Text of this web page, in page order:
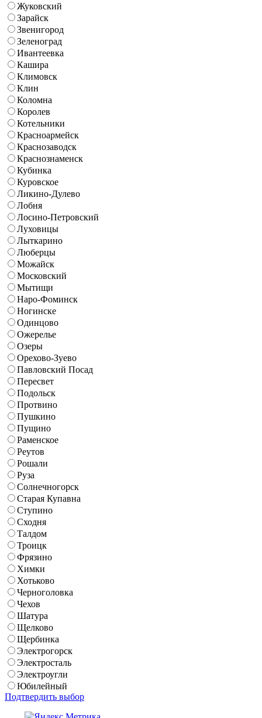
Жуковский
Зарайск
Звенигород
Зеленоград
Ивантеевка
Кашира
Климовск
Клин
Коломна
Королев
Котельники
Красноармейск
Краснозаводск
Краснознаменск
Кубинка
Куровское
Ликино-Дулево
Лобня
Лосино-Петровский
Луховицы
Лыткарино
Люберцы
Можайск
Московский
Мытищи
Наро-Фоминск
Ногинске
Одинцово
Ожерелье
Озеры
Орехово-Зуево
Павловский Посад
Пересвет
Подольск
Протвино
Пушкино
Пущино
Раменское
Реутов
Рошали
Руза
Солнечногорск
Старая Купавна
Ступино
Сходня
Талдом
Троицк
Фрязино
Химки
Хотьково
Черноголовка
Чехов
Шатура
Щелково
Щербинка
Электрогорск
Электросталь
Электроугли
Юбилейный
Подтвердить выбор